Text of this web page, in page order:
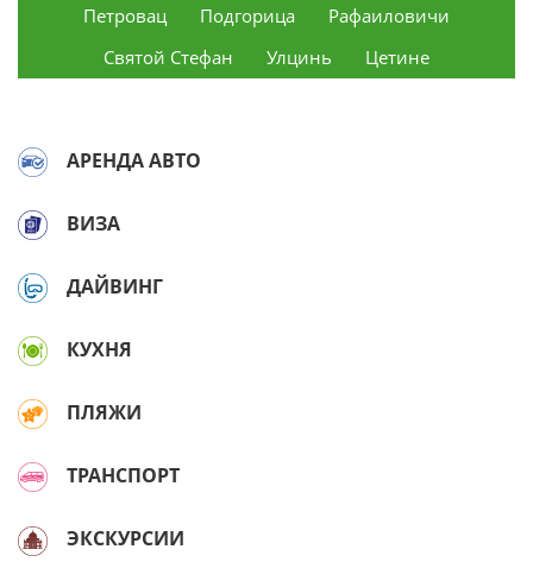
Петровац
Подгорица
Рафаиловичи
Святой Стефан
Улцинь Цетине
АРЕНДА АВТО
ВИЗА
ДАЙВИНГ
КУХНЯ
ПЛЯЖИ
ТРАНСПОРТ
ЭКСКУРСИИ